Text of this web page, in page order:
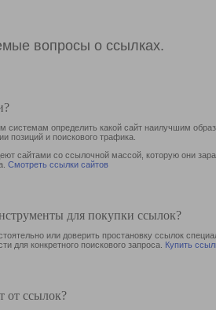
вопросы о ссылках.
системам определить какой сайт наилучшим
позиций и поискового трафика.
сайтами со ссылочной массой, которую они
Смотреть ссылки сайтов
для покупки ссылок?
или доверить простановку ссылок
для конкретного поискового запроса. Купить
от ссылок?